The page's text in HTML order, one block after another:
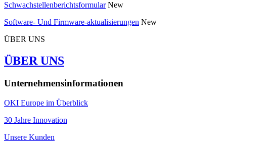
Schwachstellenberichtsformular New
Software- Und Firmware-aktualisierungen New
ÜBER UNS
ÜBER UNS
Unternehmensinformationen
OKI Europe im Überblick
30 Jahre Innovation
Unsere Kunden